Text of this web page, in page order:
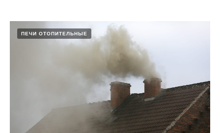
ПЕЧИ ОТОПИТЕЛЬНЫЕ